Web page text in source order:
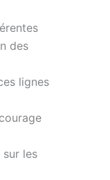
des
lignes
sur les